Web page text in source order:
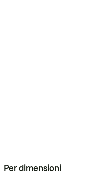
Per dimensioni